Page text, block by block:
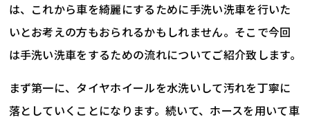
は、これから車を綺麗にするために手洗い洗車を行いた
いとお考えの方もおられるかもしれません。そこで今回
は手洗い洗車をするための流れについてご紹介致します。
まず第一に、タイヤホイールを水洗いして汚れを丁寧に
落としていくことになります。続いて、ホースを用いて車